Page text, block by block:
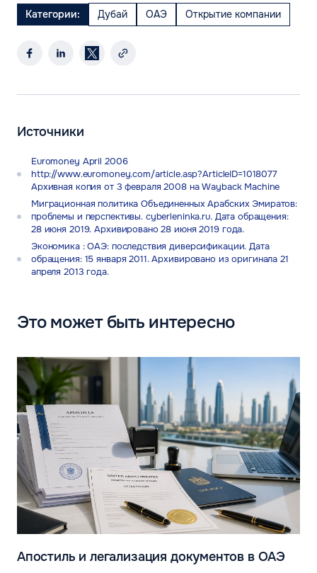
Категории: Дубай ОАЭ Открытие компании
Источники
Euromoney April 2006
http://www.euromoney.com/article.asp?ArticleID=1018077
Архивная копия от 3 февраля 2008 на Wayback Machine
Миграционная политика Объединенных Арабских Эмиратов:
проблемы и перспективы. cyberleninka.ru. Дата обращения:
28 июня 2019. Архивировано 28 июня 2019 года.
Экономика : ОАЭ: последствия диверсификации. Дата
обращения: 15 января 2011. Архивировано из оригинала 21
апреля 2013 года.
Это может быть интересно
Апостиль и легализация документов в ОАЭ